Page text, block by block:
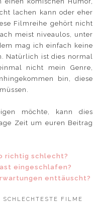
lachen kann oder eher
Filmreihe gehört nicht
meist niveaulos, unter
mag ich einfach keine
Natürlich ist dies normal
nicht mein Genre,
bin, diese
möchte, kann dies
Zeit um euren Beitrag
richtig schlecht?
eingeschlafen?
enttäuscht?
SCHLECHTESTE FILME